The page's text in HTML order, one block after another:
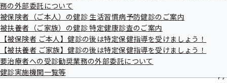
届
出
先
一
覧
内
務の外部委託について
被保険者（ご本人）の健診 生活習慣病予防健診のご案内
被扶養者（ご家族）の健診 特定健康診査のご案内
【被保険者 ご本人】健診の後は特定保健指導を受けましょう！
【被扶養者 ご家族】健診の後は特定保健指導を受けましょう！
要治療者への受診勧奨業務の外部委託について
健診実施機関一覧等
評議会の資料につきましては、次をご参照ください。
令和6年度 第2回広島支部評議会 資料